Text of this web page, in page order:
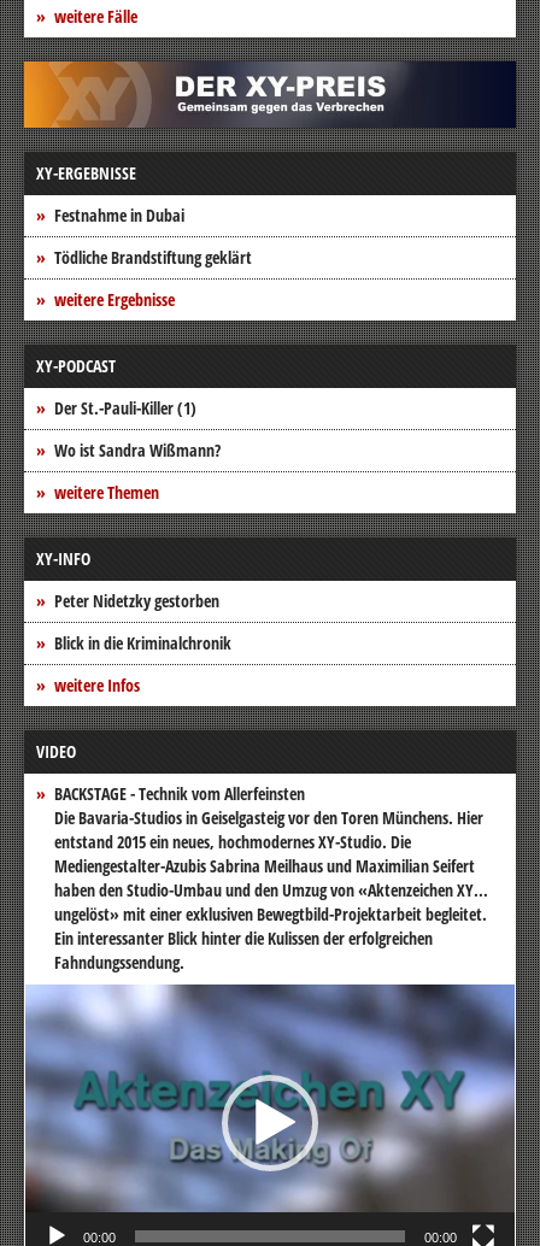
weitere Fälle
XY-ERGEBNISSE
Festnahme in Dubai
Tödliche Brandstiftung geklärt
weitere Ergebnisse
XY-PODCAST
Der St.-Pauli-Killer (1)
Wo ist Sandra Wißmann?
weitere Themen
XY-INFO
Peter Nidetzky gestorben
Blick in die Kriminalchronik
weitere Infos
VIDEO
BACKSTAGE - Technik vom Allerfeinsten
Die Bavaria-Studios in Geiselgasteig vor den Toren Münchens. Hier
entstand 2015 ein neues, hochmodernes XY-Studio. Die
Mediengestalter-Azubis Sabrina Meilhaus und Maximilian Seifert
haben den Studio-Umbau und den Umzug von «Aktenzeichen XY...
ungelöst» mit einer exklusiven Bewegtbild-Projektarbeit begleitet.
Ein interessanter Blick hinter die Kulissen der erfolgreichen
Fahndungssendung.
Video-
Player
00:00 00:00